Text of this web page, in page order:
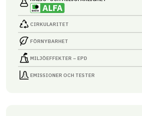
CIRKULARITET
FÖRNYBARHET
MILJÖEFFEKTER – EPD
EMISSIONER OCH TESTER